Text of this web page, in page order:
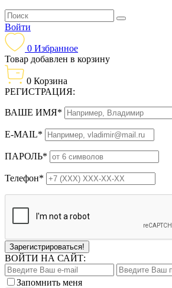
Войти
0 Избранное
Товар добавлен в корзину
0 Корзина
РЕГИСТРАЦИЯ:
ВАШЕ ИМЯ*
E-MAIL*
ПАРОЛЬ*
Телефон*
Зарегистрироваться!
ВОЙТИ НА САЙТ:
Запомнить меня